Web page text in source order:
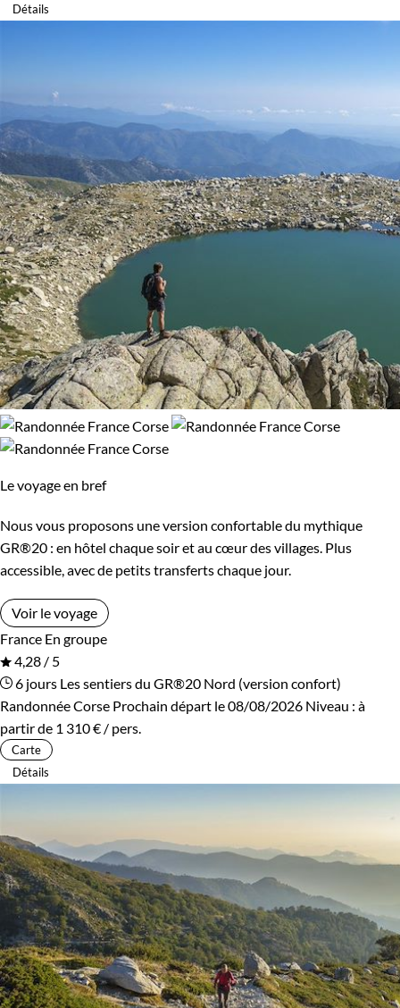
Détails
Le voyage en bref
Nous vous proposons une version confortable du mythique
GR®20 : en hôtel chaque soir et au cœur des villages. Plus
accessible, avec de petits transferts chaque jour.
Voir le voyage
France En groupe
4,28 / 5
6 jours Les sentiers du GR®20 Nord (version confort)
Randonnée Corse Prochain départ le 08/08/2026 Niveau : à
partir de 1 310 € / pers.
Carte
Détails